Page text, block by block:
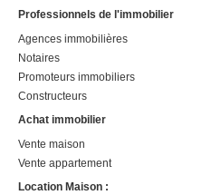
Professionnels de l'immobilier
Agences immobilières
Notaires
Promoteurs immobiliers
Constructeurs
Achat immobilier
Vente maison
Vente appartement
Location Maison :